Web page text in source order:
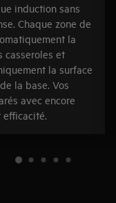
induction sans
Chaque zone de
la
casseroles et
la surface
la base. Vos
avec encore